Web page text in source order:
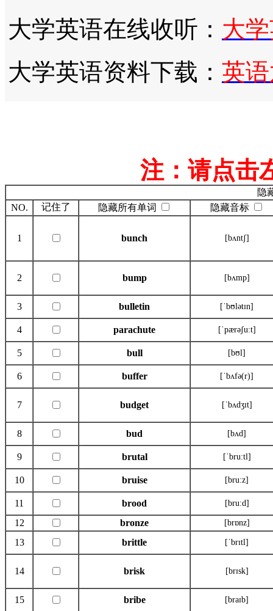
大学英语在线收听： 大
大学英语资料下载： 英
注：请点击
隐
NO.
记住了 隐藏所有单词 隐藏音标
1 bunch [bʌntʃ]
2 bump [bʌmp]
3 bulletin [ˈbʊlətɪn]
4 parachute [ˈpærəʃu:t]
5 bull [bʊl]
6 buffer [ˈbʌfə(r)]
7 budget [ˈbʌdʒɪt]
8 bud [bʌd]
9 brutal [ˈbru:tl]
10 bruise [bru:z]
11 brood [bru:d]
12 bronze [brɒnz]
13 brittle [ˈbrɪtl]
14 brisk [brɪsk]
15 bribe [braɪb]